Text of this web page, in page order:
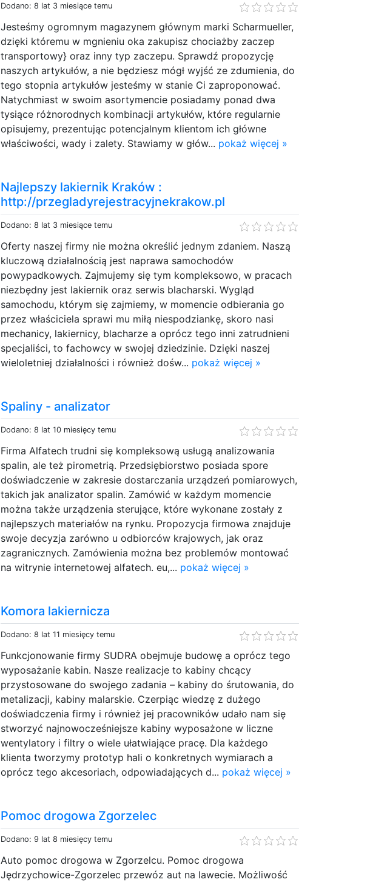
Dodano: 8 lat 3 miesiące temu
Jesteśmy ogromnym magazynem głównym marki Scharmueller,
dzięki któremu w mgnieniu oka zakupisz chociażby zaczep
transportowy} oraz inny typ zaczepu. Sprawdź propozycję
naszych artykułów, a nie będziesz mógł wyjść ze zdumienia, do
tego stopnia artykułów jesteśmy w stanie Ci zaproponować.
Natychmiast w swoim asortymencie posiadamy ponad dwa
tysiące różnorodnych kombinacji artykułów, które regularnie
opisujemy, prezentując potencjalnym klientom ich główne
właściwości, wady i zalety. Stawiamy w głów... pokaż więcej »
Najlepszy lakiernik Kraków :
http://przegladyrejestracyjnekrakow.pl
Dodano: 8 lat 3 miesiące temu
Oferty naszej firmy nie można określić jednym zdaniem. Naszą
kluczową działalnością jest naprawa samochodów
powypadkowych. Zajmujemy się tym kompleksowo, w pracach
niezbędny jest lakiernik oraz serwis blacharski. Wygląd
samochodu, którym się zajmiemy, w momencie odbierania go
przez właściciela sprawi mu miłą niespodziankę, skoro nasi
mechanicy, lakiernicy, blacharze a oprócz tego inni zatrudnieni
specjaliści, to fachowcy w swojej dziedzinie. Dzięki naszej
wieloletniej działalności i również dośw... pokaż więcej »
Spaliny - analizator
Dodano: 8 lat 10 miesięcy temu
Firma Alfatech trudni się kompleksową usługą analizowania
spalin, ale też pirometrią. Przedsiębiorstwo posiada spore
doświadczenie w zakresie dostarczania urządzeń pomiarowych,
takich jak analizator spalin. Zamówić w każdym momencie
można także urządzenia sterujące, które wykonane zostały z
najlepszych materiałów na rynku. Propozycja firmowa znajduje
swoje decyzja zarówno u odbiorców krajowych, jak oraz
zagranicznych. Zamówienia można bez problemów montować
na witrynie internetowej alfatech. eu,... pokaż więcej »
Komora lakiernicza
Dodano: 8 lat 11 miesięcy temu
Funkcjonowanie firmy SUDRA obejmuje budowę a oprócz tego
wyposażanie kabin. Nasze realizacje to kabiny chcący
przystosowane do swojego zadania – kabiny do śrutowania, do
metalizacji, kabiny malarskie. Czerpiąc wiedzę z dużego
doświadczenia firmy i również jej pracowników udało nam się
stworzyć najnowocześniejsze kabiny wyposażone w liczne
wentylatory i filtry o wiele ułatwiające pracę. Dla każdego
klienta tworzymy prototyp hali o konkretnych wymiarach a
oprócz tego akcesoriach, odpowiadających d... pokaż więcej »
Pomoc drogowa Zgorzelec
Dodano: 9 lat 8 miesięcy temu
Auto pomoc drogowa w Zgorzelcu. Pomoc drogowa
Jędrzychowice-Zgorzelec przewóz aut na lawecie. Możliwość